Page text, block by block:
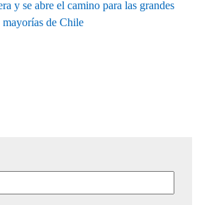
y se abre el camino para las grandes
mayorías de Chile